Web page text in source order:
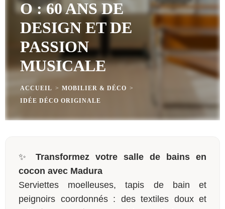
O : 60 ANS DE
DESIGN ET DE
PASSION
MUSICALE
ACCUEIL > MOBILIER & DÉCO >
IDÉE DÉCO ORIGINALE
✨ Transformez votre salle de bains en
cocon avec Madura
Serviettes moelleuses, tapis de bain et
peignoirs coordonnés : des textiles doux et